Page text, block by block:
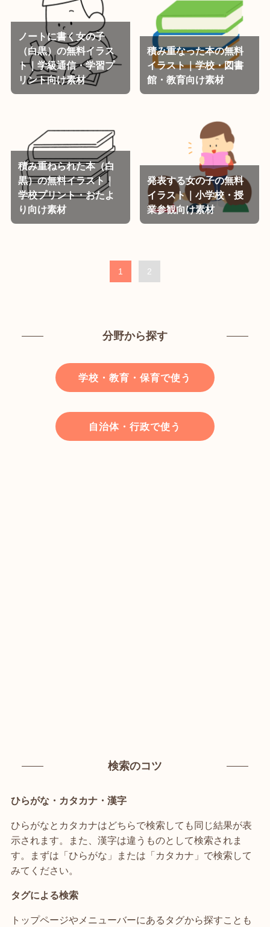
ノートに書く女の子
（白黒）の無料イラス
ト｜学級通信・学習プ
リント向け素材
積み重なった本の無料
イラスト｜学校・図書
館・教育向け素材
積み重ねられた本（白
黒）の無料イラスト｜
学校プリント・おたよ
り向け素材
発表する女の子の無料
イラスト｜小学校・授
業参観向け素材
1 2
分野から探す
学校・教育・保育で使う
自治体・行政で使う
検索のコツ
ひらがな・カタカナ・漢字
ひらがなとカタカナはどちらで検索しても同じ結果が表
示されます。また、漢字は違うものとして検索されま
す。まずは「ひらがな」または「カタカナ」で検索して
みてください。
タグによる検索
トップページやメニューバーにあるタグから探すことも